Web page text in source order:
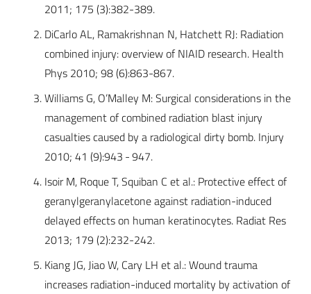
2011; 175 (3):382-389.
DiCarlo AL, Ramakrishnan N, Hatchett RJ: Radiation
combined injury: overview of NIAID research. Health
Phys 2010; 98 (6):863-867.
Williams G, O’Malley M: Surgical considerations in the
management of combined radiation blast injury
casualties caused by a radiological dirty bomb. Injury
2010; 41 (9):943 - 947.
Isoir M, Roque T, Squiban C et al.: Protective effect of
geranylgeranylacetone against radiation-induced
delayed effects on human keratinocytes. Radiat Res
2013; 179 (2):232-242.
Kiang JG, Jiao W, Cary LH et al.: Wound trauma
increases radiation-induced mortality by activation of